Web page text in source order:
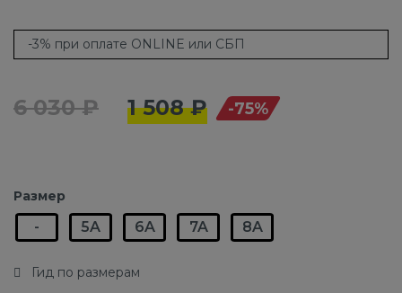
-3% при оплате ONLINE или СБП
6 030 ₽ 1 508 ₽ -75%
Размер
- 5A 6A 7A 8A
Гид по размерам